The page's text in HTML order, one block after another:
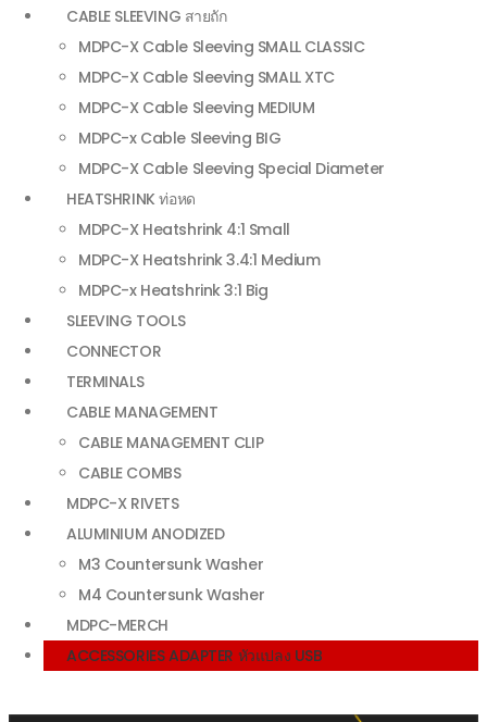
CABLE SLEEVING สายถัก
MDPC-X Cable Sleeving SMALL CLASSIC
MDPC-X Cable Sleeving SMALL XTC
MDPC-X Cable Sleeving MEDIUM
MDPC-x Cable Sleeving BIG
MDPC-X Cable Sleeving Special Diameter
HEATSHRINK ท่อหด
MDPC-X Heatshrink 4:1 Small
MDPC-X Heatshrink 3.4:1 Medium
MDPC-x Heatshrink 3:1 Big
SLEEVING TOOLS
CONNECTOR
TERMINALS
CABLE MANAGEMENT
CABLE MANAGEMENT CLIP
CABLE COMBS
MDPC-X RIVETS
ALUMINIUM ANODIZED
M3 Countersunk Washer
M4 Countersunk Washer
MDPC-MERCH
ACCESSORIES ADAPTER หัวแปลง USB